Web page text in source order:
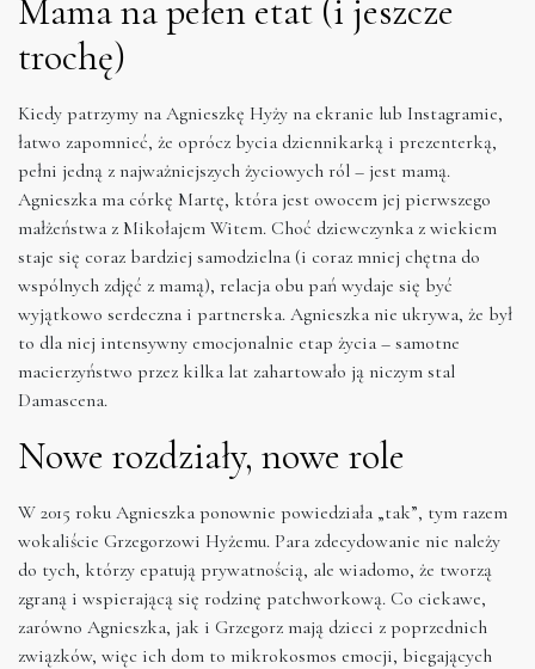
Mama na pełen etat (i jeszcze
trochę)
Kiedy patrzymy na Agnieszkę Hyży na ekranie lub Instagramie,
łatwo zapomnieć, że oprócz bycia dziennikarką i prezenterką,
pełni jedną z najważniejszych życiowych ról – jest mamą.
Agnieszka ma córkę Martę, która jest owocem jej pierwszego
małżeństwa z Mikołajem Witem. Choć dziewczynka z wiekiem
staje się coraz bardziej samodzielna (i coraz mniej chętna do
wspólnych zdjęć z mamą), relacja obu pań wydaje się być
wyjątkowo serdeczna i partnerska. Agnieszka nie ukrywa, że był
to dla niej intensywny emocjonalnie etap życia – samotne
macierzyństwo przez kilka lat zahartowało ją niczym stal
Damascena.
Nowe rozdziały, nowe role
W 2015 roku Agnieszka ponownie powiedziała „tak”, tym razem
wokaliście Grzegorzowi Hyżemu. Para zdecydowanie nie należy
do tych, którzy epatują prywatnością, ale wiadomo, że tworzą
zgraną i wspierającą się rodzinę patchworkową. Co ciekawe,
zarówno Agnieszka, jak i Grzegorz mają dzieci z poprzednich
związków, więc ich dom to mikrokosmos emocji, biegających